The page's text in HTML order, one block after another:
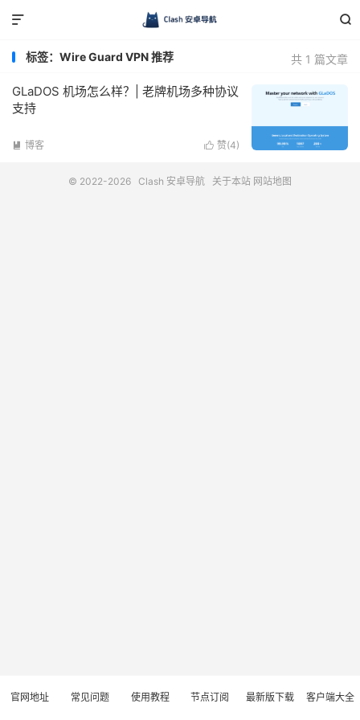


共 1 篇文章
标签：Wire Guard VPN 推荐
GLaDOS 机场怎么样？| 老牌机场多种协议
支持
 赞(4)
 博客
© 2022-2026 Clash 安卓导航 关于本站 网站地图
官网地址 常见问题 使用教程 节点订阅 最新版下载 客户端大全